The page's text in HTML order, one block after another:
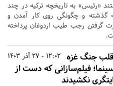
«رئیس» به تاریخچه ترکیه در چند
گذشته و چگونگی روی کار آمدن و
گرفتن رجب طیب اردوغان پرداخته
12:02 - 27 آذر 1403
قلب جنگ غزه
فیلم‌سازانی که دست از
نکشیدند